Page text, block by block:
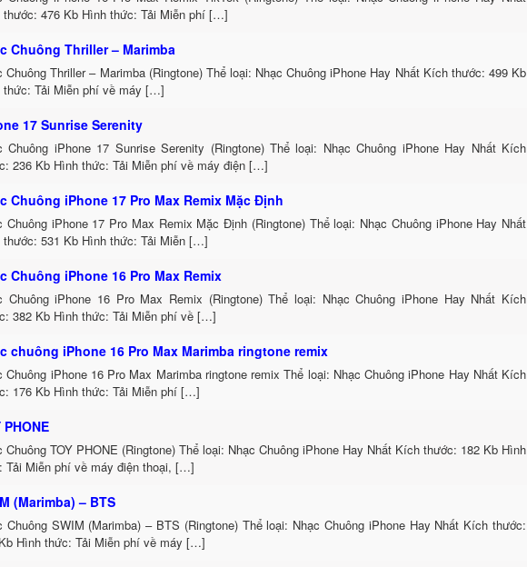
thước: 476 Kb Hình thức: Tải Miễn phí […]
Chuông Thriller – Marimba
Chuông Thriller – Marimba (Ringtone) Thể loại: Nhạc Chuông iPhone Hay Nhất Kích thước: 499 Kb
thức: Tải Miễn phí về máy […]
17 Sunrise Serenity
Chuông iPhone 17 Sunrise Serenity (Ringtone) Thể loại: Nhạc Chuông iPhone Hay Nhất Kích
236 Kb Hình thức: Tải Miễn phí về máy điện […]
Chuông iPhone 17 Pro Max Remix Mặc Định
Chuông iPhone 17 Pro Max Remix Mặc Định (Ringtone) Thể loại: Nhạc Chuông iPhone Hay Nhất
thước: 531 Kb Hình thức: Tải Miễn […]
Chuông iPhone 16 Pro Max Remix
Chuông iPhone 16 Pro Max Remix (Ringtone) Thể loại: Nhạc Chuông iPhone Hay Nhất Kích
382 Kb Hình thức: Tải Miễn phí về […]
chuông iPhone 16 Pro Max Marimba ringtone remix
Chuông iPhone 16 Pro Max Marimba ringtone remix Thể loại: Nhạc Chuông iPhone Hay Nhất Kích
176 Kb Hình thức: Tải Miễn phí […]
PHONE
Chuông TOY PHONE (Ringtone) Thể loại: Nhạc Chuông iPhone Hay Nhất Kích thước: 182 Kb Hình
Tải Miễn phí về máy điện thoại, […]
(Marimba) – BTS
Chuông SWIM (Marimba) – BTS (Ringtone) Thể loại: Nhạc Chuông iPhone Hay Nhất Kích thước:
Hình thức: Tải Miễn phí về máy […]